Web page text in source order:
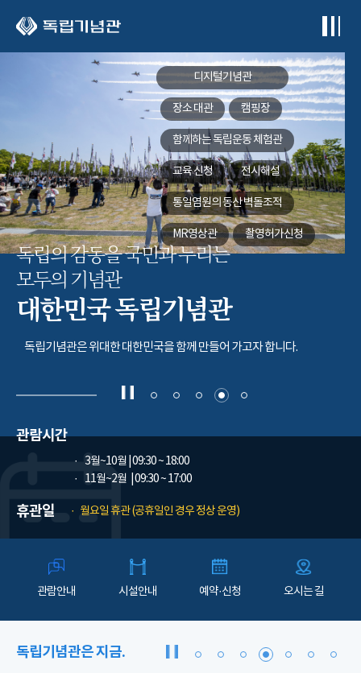
디지털기념관
장소 대관 캠핑장
함께하는독립운동 체험관
교육 신청 전시해설
통일염원의 동산벽돌조적
MR영상관 촬영허가신청
독립의 감동을 국민과 누리는
모두의 기념관
대한민국 독립기념관
독립기념관은 위대한 대한민국을 함께 만들어 가고자 합니다.
관람시간
3월~10월 | 09:30 ~ 18:00
11월~2월
| 09:30 ~ 17:00
휴관일 월요일 휴관 (공휴일인 경우 정상 운영)
관람안내 시설안내 예약·신청 오시는 길
독립기념관은 지금.